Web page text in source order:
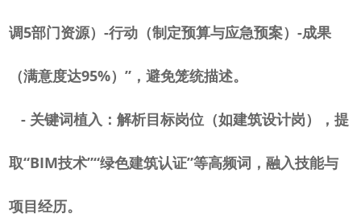
调5部门资源）-行动（制定预算与应急预案）-成果
（满意度达95%）”，避免笼统描述。
- 关键词植入：解析目标岗位（如建筑设计岗），提
取“BIM技术”“绿色建筑认证”等高频词，融入技能与
项目经历。